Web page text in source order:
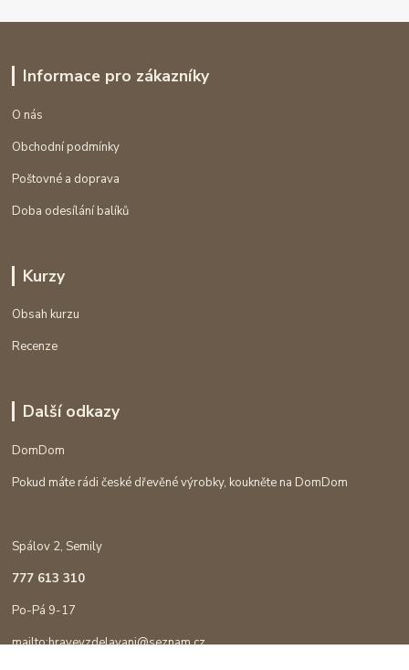
Informace pro zákazníky
O nás
Obchodní podmínky
Poštovné a doprava
Doba odesílání balíků
Kurzy
Obsah kurzu
Recenze
Další odkazy
DomDom
Pokud máte rádi české dřevěné výrobky, koukněte na DomDom
Spálov 2, Semily
777 613 310
Po-Pá 9-17
mailto:hravevzdelavani@seznam.cz